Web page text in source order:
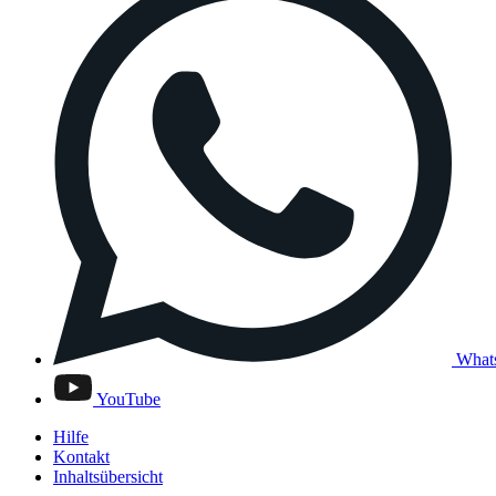
YouTube
Hilfe
Kontakt
Inhaltsübersicht